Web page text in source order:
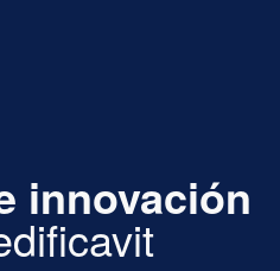
innovación